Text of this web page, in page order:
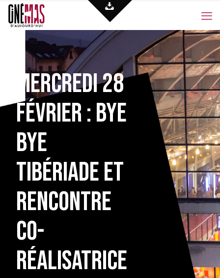
Mercredi 28
février : Bye
Bye
Tibériade et
rencontre
co-
réalisatrice